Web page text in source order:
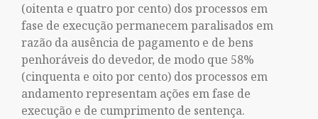
(oitenta e quatro por cento) dos processos em
fase de execução permanecem paralisados em
razão da ausência de pagamento e de bens
penhoráveis do devedor, de modo que 58%
(cinquenta e oito por cento) dos processos em
andamento representam ações em fase de
execução e de cumprimento de sentença.